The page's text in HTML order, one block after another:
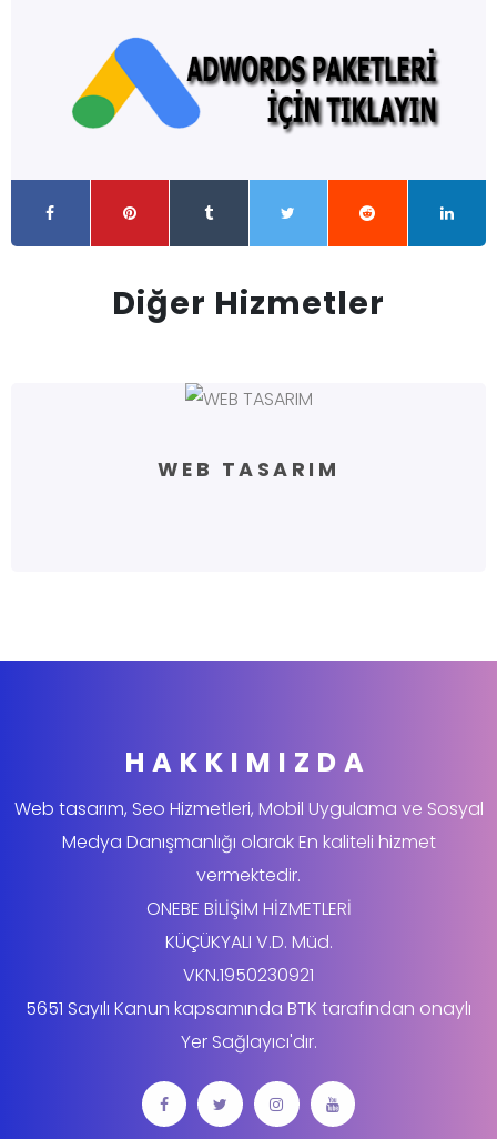
Diğer Hizmetler
WEB TASARIM
HAKKIMIZDA
Web tasarım, Seo Hizmetleri, Mobil Uygulama ve Sosyal
Medya Danışmanlığı olarak En kaliteli hizmet
vermektedir.
ONEBE BİLİŞİM HİZMETLERİ
KÜÇÜKYALI V.D. Müd.
VKN.1950230921
5651 Sayılı Kanun kapsamında BTK tarafından onaylı
Yer Sağlayıcı'dır.